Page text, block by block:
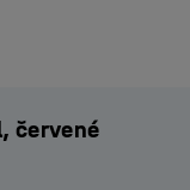
červené